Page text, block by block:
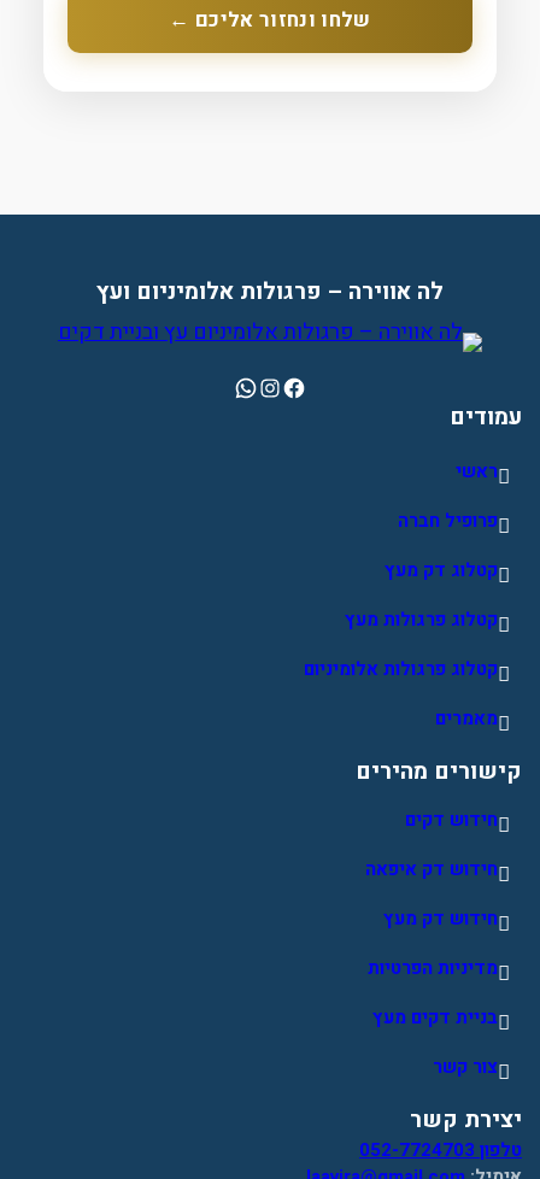
שלחו ונחזור אליכם ←
לה אווירה – פרגולות אלומיניום ועץ
Facebook
Instagram
WhatsApp
עמודים
ראשי
פרופיל חברה
קטלוג דק מעץ
קטלוג פרגולות מעץ
קטלוג פרגולות אלומיניום
מאמרים
קישורים מהירים
חידוש דקים
חידוש דק איפאה
חידוש דק מעץ
מדיניות הפרטיות
בניית דקים מעץ
צור קשר
יצירת קשר
טלפון 052-7724703